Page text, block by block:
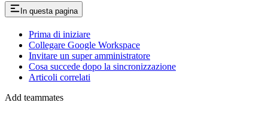
In questa pagina
Prima di iniziare
Collegare Google Workspace
Invitare un super amministratore
Cosa succede dopo la sincronizzazione
Articoli correlati
Add teammates